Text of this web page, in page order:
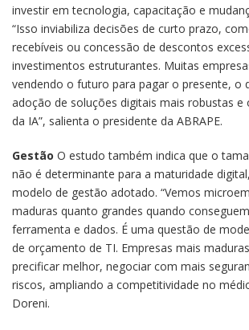
investir em tecnologia, capacitação e
“Isso inviabiliza decisões de curto prazo,
recebíveis ou concessão de descontos
investimentos estruturantes. Muitas
vendendo o futuro para pagar o presente, o
adoção de soluções digitais mais robustas e
da IA”, salienta o presidente da ABRAPE.
Gestão O estudo também indica que o
não é determinante para a maturidade
modelo de gestão adotado. “Vemos
maduras quanto grandes quando
ferramenta e dados. É uma questão de
de orçamento de TI. Empresas mais
precificar melhor, negociar com mais
riscos, ampliando a competitividade no
Doreni.